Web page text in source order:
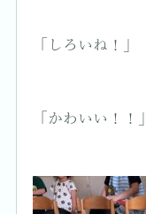
「しろいね！」
「かわいい！！」